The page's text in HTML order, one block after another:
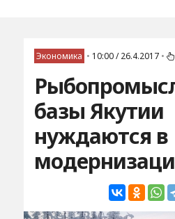
Экономика • 10:00 / 26.4.2017 •
базы Якутии
нуждаются в